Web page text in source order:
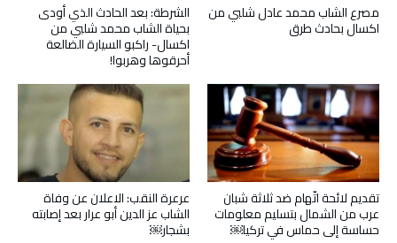
الشرطة: بعد الحادث الذي أودى
بحياة الشاب محمد شلبي من
اكسال- راكبو السيارة الضالعة
أحرقوها وهربوا!
مصرع الشاب محمد عادل شلبي من
اكسال بحادث طرق
عرعرة النقب: الاعلان عن وفاة
الشاب عز الدين أبو عرار بعد إصابته
بشجار￼
تقديم لائحة اتّهام ضد ثلاثة شبان
عرب من الشمال بتسليم معلومات
حساسة إلى حماس في تركيا￼